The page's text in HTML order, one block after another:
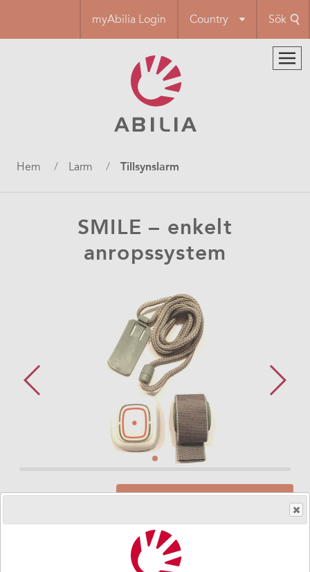
huvudinnehåll
myAbilia Login Country Sök
Länkstig
Hem Larm Tillsynslarm
SMILE – enkelt
anropssystem
Så får du ett hjälpmedel
SMILE är en bärbar radiosändare med larmknapp.​